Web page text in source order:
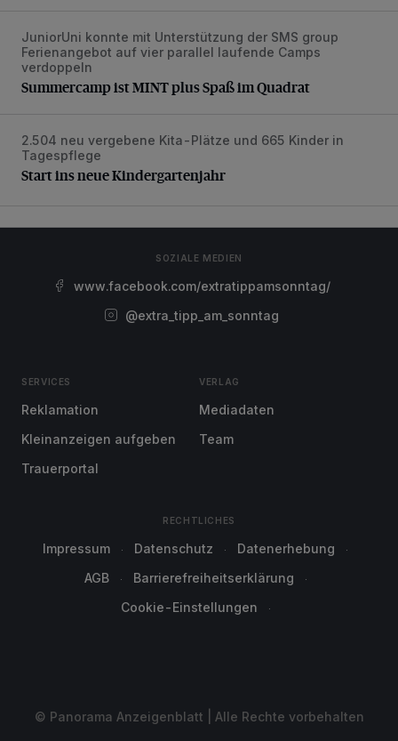
Summercamp ist MINT plus Spaß im Quadrat
JuniorUni konnte mit Unterstützung der SMS group
Ferienangebot auf vier parallel laufende Camps
verdoppeln
Summercamp ist MINT plus Spaß im Quadrat
Start ins neue Kindergartenjahr
2.504 neu vergebene Kita-Plätze und 665 Kinder in
Tagespflege
Start ins neue Kindergartenjahr
SOZIALE MEDIEN
www.facebook.com/extratippamsonntag/
@extra_tipp_am_sonntag
SERVICES
Reklamation
Kleinanzeigen aufgeben
Trauerportal
VERLAG
Mediadaten
Team
RECHTLICHES
Impressum Datenschutz
Datenerhebung
AGB
Barrierefreiheitserklärung
Cookie-Einstellungen
© Panorama Anzeigenblatt | Alle Rechte vorbehalten